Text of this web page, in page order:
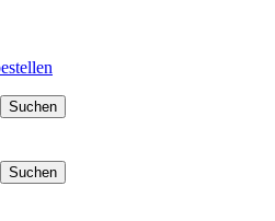
Suchen
Suchen